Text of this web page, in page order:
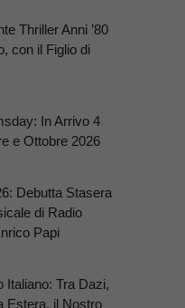
Thriller Anni ’80
con il Figlio di
In Arrivo 4
e Ottobre 2026
Debutta Stasera
di Radio
Papi
Italiano: Tra Dazi,
Estera, il Nostro